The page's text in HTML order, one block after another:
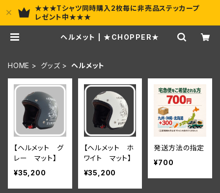
★★★Tシャツ同時購入2枚毎に非売品ステッカープ
レゼント中★★★
ヘルメット | ★CHOPPER★
HOME グッズ ヘルメット
【ヘルメット グ
レー マット】
¥35,200
【ヘルメット ホ
ワイト マット】
¥35,200
発送方法の指定
¥700